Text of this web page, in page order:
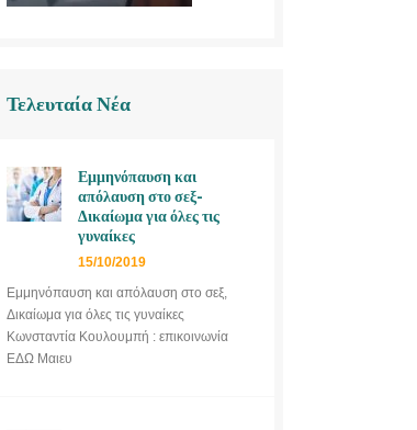
Τελευταία Νέα
Εμμηνόπαυση και
απόλαυση στο σεξ-
Δικαίωμα για όλες τις
γυναίκες
15/10/2019
Εμμηνόπαυση και απόλαυση στο σεξ,
Δικαίωμα για όλες τις γυναίκες
Κωνσταντία Κουλουμπή : επικοινωνία
ΕΔΩ Μαιευ